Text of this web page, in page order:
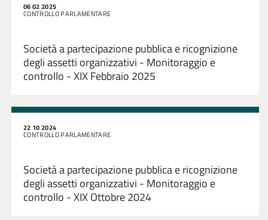
06 02 2025
CONTROLLO PARLAMENTARE
Società a partecipazione pubblica e ricognizione
degli assetti organizzativi - Monitoraggio e
controllo - XIX Febbraio 2025
22 10 2024
CONTROLLO PARLAMENTARE
Società a partecipazione pubblica e ricognizione
degli assetti organizzativi - Monitoraggio e
controllo - XIX Ottobre 2024